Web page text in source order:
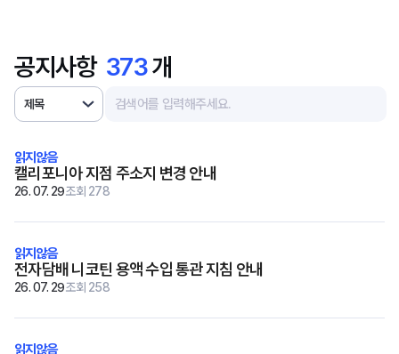
사업자
고객지원
Copyright © 2018 TossToss.
공지사항 373개
제목
캘리포니아 지점 주소지 변경 안내
26. 07. 29조회 278
전자담배 니코틴 용액 수입 통관 지침 안내
26. 07. 29조회 258